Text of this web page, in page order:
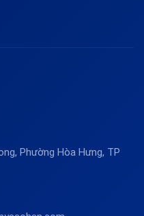
Phường Hòa Hưng, TP